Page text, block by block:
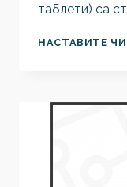
таблети) са
НАСТАВИТЕ